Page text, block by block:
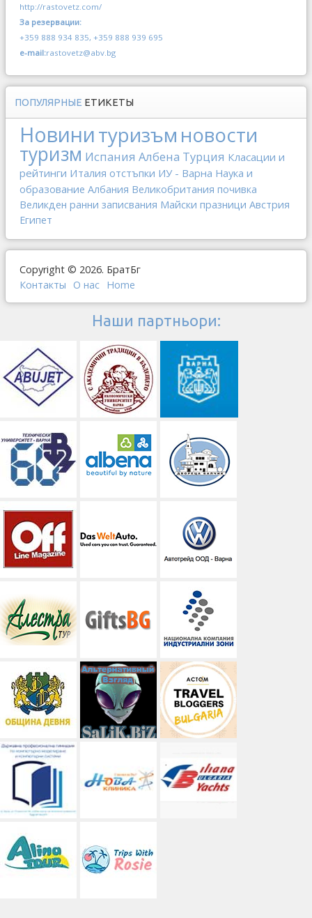
http://rastovetz.com/
За резервации:
+359 888 934 835, +359 888 939 695
e-mail:rastovetz@abv.bg
ПОПУЛЯРНЫЕ ЕТИКЕТЫ
Новинитуризъм новости
туризм Испания Албена Турция Класации и
рейтинги Италия отстъпки ИУ - Варна Наука и
образование Албания Великобритания почивка
Великден ранни записвания Майски празници Австрия
Египет
Copyright © 2026. БратБг
Контакты
О наc Home
Наши партньори: